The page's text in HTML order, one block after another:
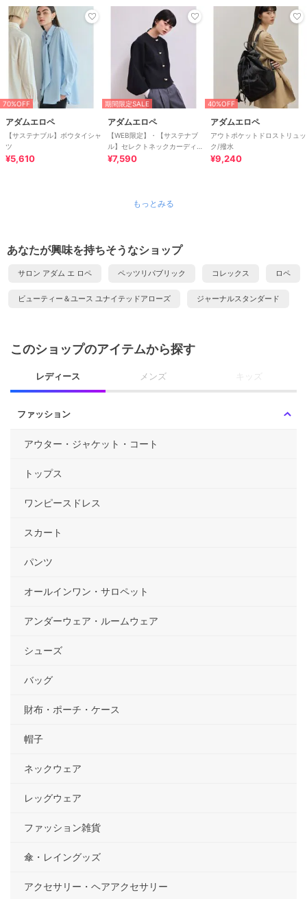
70%OFF
アダムエロペ
【サステナブル】ボウタイシャ
ツ
¥5,610
期間限定SALE
アダムエロペ
【WEB限定】・【サステナブ
ル】セレクトネックカーディガ
ン
¥7,590
40%OFF
アダムエロペ
アウトポケットドロストリュッ
ク/撥水
¥9,240
もっとみる
あなたが興味を持ちそうなショップ
サロン アダム エ ロペ ペッツリパブリック コレックス ロペ
ビューティー＆ユース ユナイテッドアローズ ジャーナルスタンダード
このショップのアイテムから探す
レディース メンズ キッズ
ファッション
アウター・ジャケット・コート
トップス
ワンピースドレス
スカート
パンツ
オールインワン・サロペット
アンダーウェア・ルームウェア
シューズ
バッグ
財布・ポーチ・ケース
帽子
ネックウェア
レッグウェア
ファッション雑貨
傘・レイングッズ
アクセサリー・ヘアアクセサリー